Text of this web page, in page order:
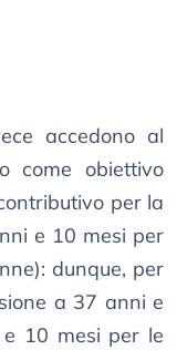
accedono al
come obiettivo
per la
e 10 mesi per
dunque, per
a 37 anni e
10 mesi per le